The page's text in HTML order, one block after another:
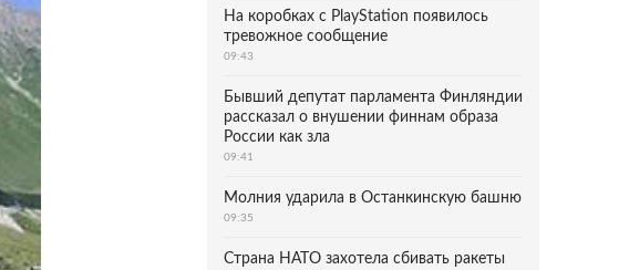
На коробках с PlayStation появилось
тревожное сообщение
09:43
Бывший депутат парламента Финляндии
рассказал о внушении финнам образа
России как зла
09:41
Молния ударила в Останкинскую башню
09:35
Страна НАТО захотела сбивать ракеты